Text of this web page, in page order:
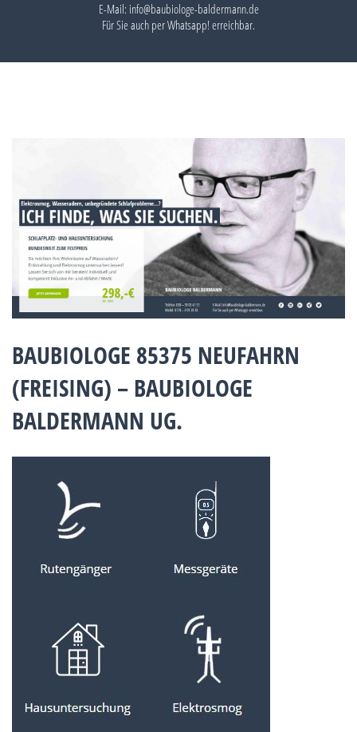
E-Mail: info@baubiologe-baldermann.de
Für Sie auch perWhatsapp!erreichbar.
BAUBIOLOGE 85375 NEUFAHRN
(FREISING) – BAUBIOLOGE
BALDERMANN UG.